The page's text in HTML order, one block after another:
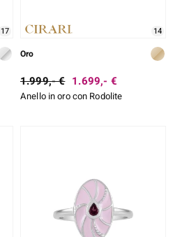
17 14
Oro
1.999,- € 1.699,- €
Anello in oro con Rodolite